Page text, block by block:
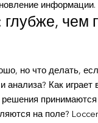
информации.
чем
но что делать,
анализа? Как играет
решения
на поле?